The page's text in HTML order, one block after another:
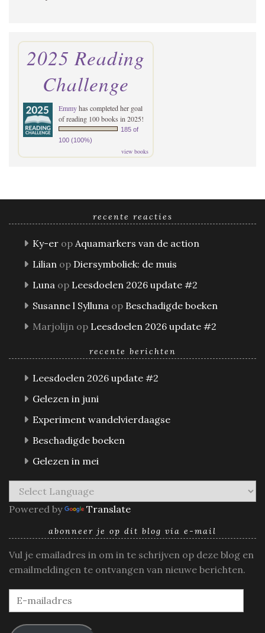
2025 Reading
Challenge
Emmyhas completed her goal
of reading 100 books in 2025!
185 of
100 (100%)
view books
recente reacties
Ky-er op Aquamarkers van de action
Lilian op Diersymboliek: de muis
Luna op Leesdoelen 2026 update #2
Susanne l Sylluna op Beschadigde boeken
Marjolijn op Leesdoelen 2026 update #2
recente berichten
Leesdoelen 2026 update #2
Gelezen in juni
Experiment wandelvierdaagse
Beschadigde boeken
Gelezen in mei
Powered by Translate
abonneer je op dit blog via e-mail
Vul je emailadres in om in te schrijven op deze blog en
emailmeldingen te ontvangen van nieuwe berichten.
E-
mailadres